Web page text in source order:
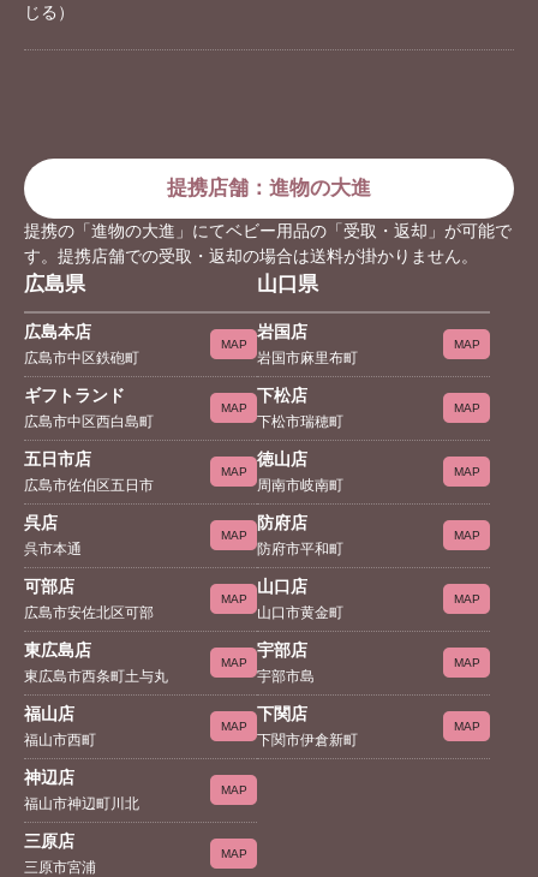
じる）
提携店舗：進物の大進
提携の「進物の大進」にてベビー用品の「受取・返却」が可能で
す。提携店舗での受取・返却の場合は送料が掛かりません。
広島県
広島本店
広島市中区鉄砲町
MAP
ギフトランド
広島市中区西白島町
MAP
五日市店
広島市佐伯区五日市
MAP
呉店
呉市本通
MAP
可部店
広島市安佐北区可部
MAP
東広島店
東広島市西条町土与丸
MAP
福山店
福山市西町
MAP
神辺店
福山市神辺町川北
MAP
三原店
三原市宮浦
MAP
山口県
岩国店
岩国市麻里布町
MAP
下松店
下松市瑞穂町
MAP
徳山店
周南市岐南町
MAP
防府店
防府市平和町
MAP
山口店
山口市黄金町
MAP
宇部店
宇部市島
MAP
下関店
下関市伊倉新町
MAP